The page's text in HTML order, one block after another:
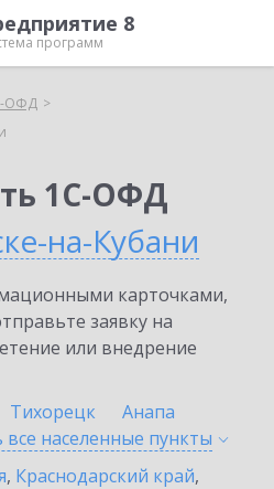
8
программ
ОФД
1С-ОФД
на-Кубани
карточками,
заявку на
или внедрение
Тихорецк
Анапа
все населенные пункты
, Краснодарский край,